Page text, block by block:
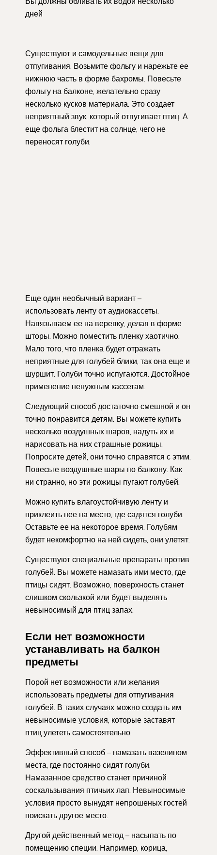
дней
Существуют и самодельные вещи для
отпугивания. Возьмите фольгу и нарежьте ее
нижнюю часть в форме бахромы. Повесьте
фольгу на балконе, желательно сразу
несколько кусков материала. Это создает
неприятный звук, который отпугивает птиц. А
еще фольга блестит на солнце, чего не
переносят голуби.
Еще один необычный вариант –
использовать ленту от аудиокассеты.
Навязываем ее на веревку, делая в форме
шторы. Можно поместить пленку хаотично.
Мало того, что пленка будет отражать
неприятные для голубей блики, так она еще и
шуршит. Голуби точно испугаются. Достойное
применение ненужным кассетам.
Следующий способ достаточно смешной и он
точно понравится детям. Вы можете купить
несколько воздушных шаров, надуть их и
нарисовать на них страшные рожицы.
Попросите детей, они точно справятся с этим.
Повесьте воздушные шары по балкону. Как
ни странно, но эти рожицы пугают голубей.
Можно купить влагоустойчивую ленту и
приклеить нее на место, где садятся голуби.
Оставьте ее на некоторое время. Голубям
будет некомфортно на ней сидеть, они улетят.
Существуют специальные препараты против
голубей. Вы можете намазать ими место, где
птицы сидят. Возможно, поверхность станет
слишком скользкой или будет выделять
невыносимый для птиц запах.
Если нет возможности
устанавливать на балкон
предметы
Порой нет возможности или желания
использовать предметы для отпугивания
голубей. В таких случаях можно создать им
невыносимые условия, которые заставят
птиц улететь самостоятельно.
Эффективный способ – намазать вазелином
места, где постоянно сидят голуби.
Намазанное средство станет причиной
соскальзывания птичьих лап. Невыносимые
условия просто вынудят непрошеных гостей
поискать другое место.
Другой действенный метод – насыпать по
помещению специи. Например, корица,